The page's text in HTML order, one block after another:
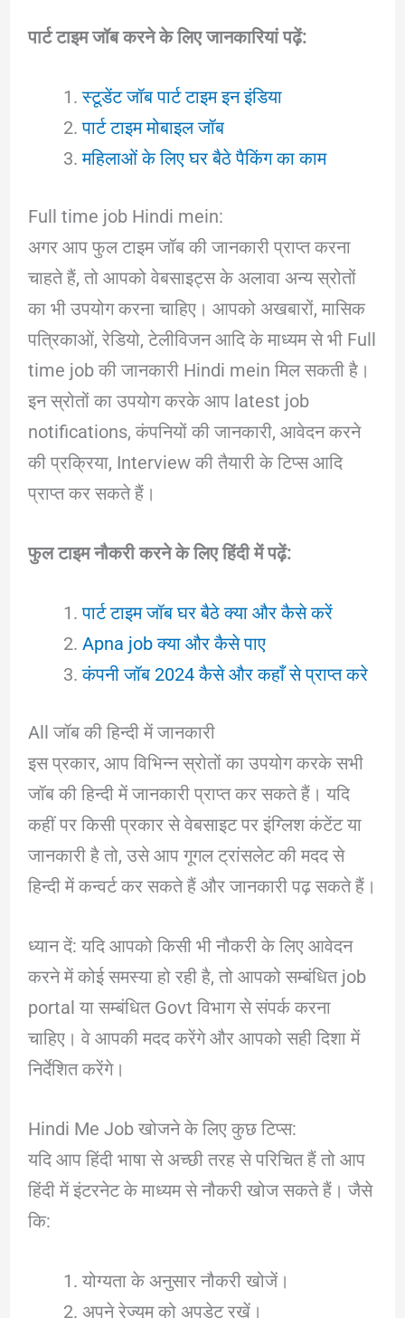
पार्ट टाइम जॉब करने के लिए जानकारियां पढ़ें:
स्टूडेंट जॉब पार्ट टाइम इन इंडिया
पार्ट टाइम मोबाइल जॉब
महिलाओं के लिए घर बैठे पैकिंग काकाम
Full time job Hindi mein:
अगर आप फुल टाइम जॉब की जानकारी प्राप्त करना
चाहते हैं, तो आपको वेबसाइट्स के अलावा अन्य स्रोतों
का भी उपयोग करना चाहिए। आपको अखबारों, मासिक
पत्रिकाओं, रेडियो, टेलीविजन आदि के माध्यम से भी Full
time job की जानकारी Hindi mein मिल सकती है।
इन स्रोतों का उपयोग करके आप latest job
notifications, कंपनियों की जानकारी, आवेदन करने
की प्रक्रिया, Interview की तैयारी के टिप्स आदि
प्राप्त कर सकते हैं।
फुल टाइम नौकरी करने के लिए हिंदी में पढ़ें:
पार्ट टाइम जॉब घर बैठे क्या और कैसेकरें
Apna job क्या और कैसे पाए
कंपनी जॉब 2024 कैसे और कहाँ से प्राप्त करे
All जॉब की हिन्दी में जानकारी
इस प्रकार, आप विभिन्न स्रोतों का उपयोग करके सभी
जॉब की हिन्दी में जानकारी प्राप्त कर सकते हैं। यदि
कहीं पर किसी प्रकार से वेबसाइट पर इंग्लिश कंटेंट या
जानकारी है तो, उसे आप गूगल ट्रांसलेट की मदद से
हिन्दी में कन्वर्ट कर सकते हैं और जानकारी पढ़ सकते हैं।
ध्यान दें: यदि आपको किसी भी नौकरी के लिए आवेदन
करने में कोई समस्या हो रही है, तो आपको सम्बंधित job
portal या सम्बंधित Govt विभाग से संपर्क करना
चाहिए। वे आपकी मदद करेंगे और आपको सही दिशा में
निर्देशित करेंगे।
Hindi Me Job खोजने के लिए कुछ टिप्स:
यदि आप हिंदी भाषा से अच्छी तरह से परिचित हैं तो आप
हिंदी में इंटरनेट के माध्यम से नौकरी खोज सकते हैं। जैसे
कि:
योग्यता के अनुसार नौकरी खोजें।
अपने रेज्यूम को अपडेट रखें।